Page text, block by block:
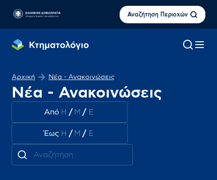
Αναζήτηση Περιοχών
Αρχική Νέα - Ανακοινώσεις
Νέα - Ανακοινώσεις
Από / /
Έως / /